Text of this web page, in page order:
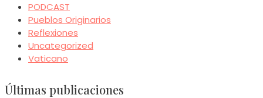
PODCAST
Pueblos Originarios
Reflexiones
Uncategorized
Vaticano
Últimas publicaciones